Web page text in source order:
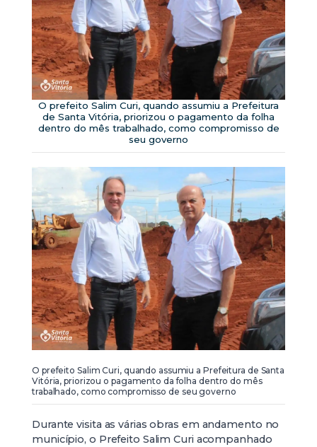
O prefeito Salim Curi, quando assumiu a Prefeitura
de Santa Vitória, priorizou o pagamento da folha
dentro do mês trabalhado, como compromisso de
seu governo
O prefeito Salim Curi, quando assumiu a Prefeitura de Santa
Vitória, priorizou o pagamento da folha dentro do mês
trabalhado, como compromisso de seu governo
Durante visita as várias obras em andamento no
município, o Prefeito Salim Curi acompanhado